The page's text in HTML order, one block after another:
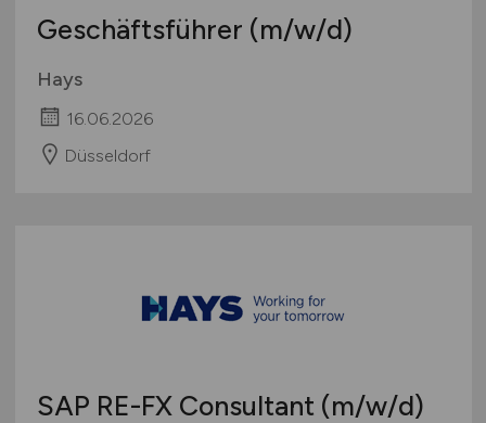
Geschäftsführer (m/w/d)
Hays
16.06.2026
Düsseldorf
SAP RE-FX Consultant (m/w/d)